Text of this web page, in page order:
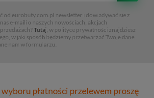
od eurobuty.com.pl newsletter i dowiadywać sie z
e-maili o naszych nowościach, akcjach
Tutaj, w polityce prywatności znajdziesz
w jaki sposób będziemy przetwarzać Twoje dane
nam w formularzu.
płatności przelewem proszę